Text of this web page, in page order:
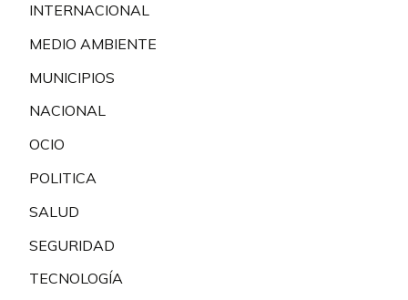
INTERNACIONAL
MEDIO AMBIENTE
MUNICIPIOS
NACIONAL
OCIO
POLITICA
SALUD
SEGURIDAD
TECNOLOGÍA